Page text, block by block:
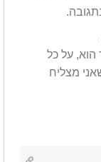
הוא, על כל
מצליח